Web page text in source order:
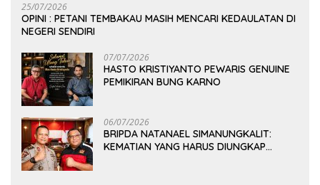
25/07/2026
OPINI : PETANI TEMBAKAU MASIH MENCARI KEDAULATAN DI
NEGERI SENDIRI
07/07/2026
HASTO KRISTIYANTO PEWARIS GENUINE
PEMIKIRAN BUNG KARNO
06/07/2026
BRIPDA NATANAEL SIMANUNGKALIT:
KEMATIAN YANG HARUS DIUNGKAP